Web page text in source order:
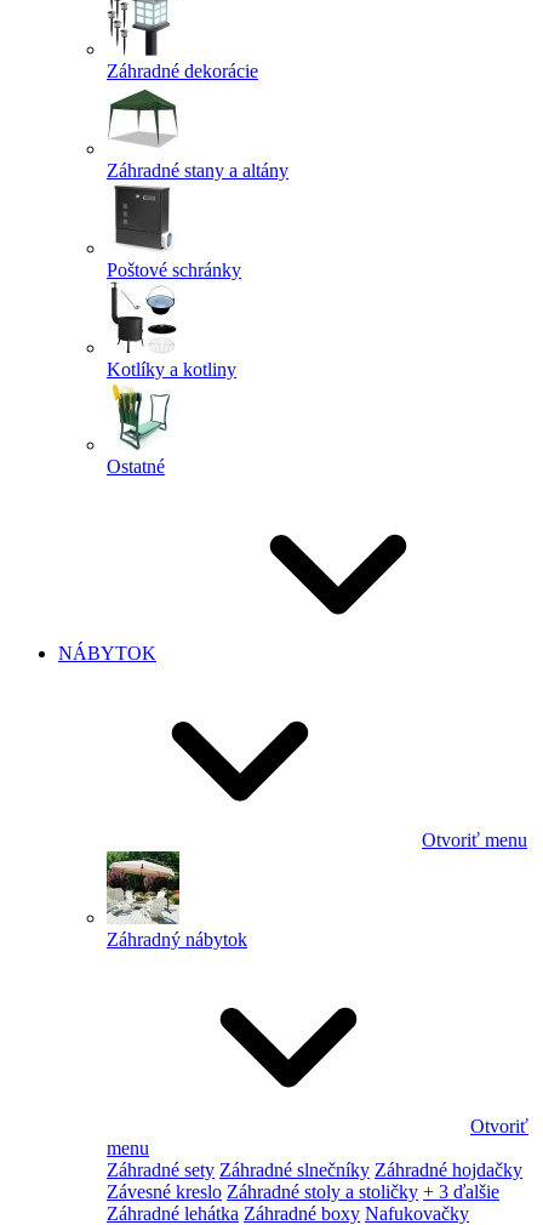
Záhradné dekorácie
Záhradné stany a altány
Poštové schránky
Kotlíky a kotliny
Ostatné
NÁBYTOK
Otvoriť menu
Záhradný nábytok
Otvoriť
menu
Záhradné sety Záhradné slnečníky Záhradné hojdačky
Závesné kreslo Záhradné stoly a stoličky + 3 ďalšie
Záhradné lehátka Záhradné boxy Nafukovačky